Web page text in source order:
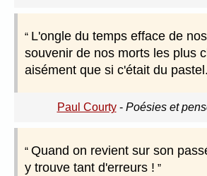
L'ongle du temps efface de
souvenir de nos morts les plus
aisément que si c'était du pastel.
Paul Courty- Poésies et
Quand on revient sur son
y trouve tant d'erreurs !